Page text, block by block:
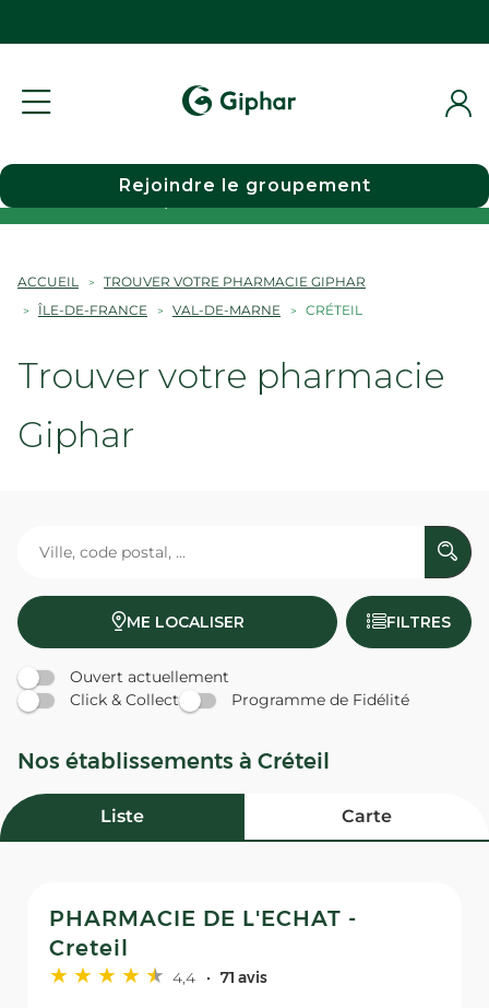
Choisir une pharmacie
Rejoindre le groupement
ACCUEIL
TROUVER VOTRE PHARMACIE GIPHAR
ÎLE-DE-FRANCE
VAL-DE-MARNE CRÉTEIL
Trouver votre pharmacie
Giphar
ME LOCALISER FILTRES
Ouvert actuellement
Click & Collect
Programme de Fidélité
Nos établissements à Créteil
Liste Carte
PHARMACIE DE L'ECHAT -
Creteil
4,4 71 avis